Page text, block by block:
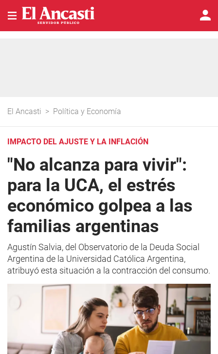
El Ancasti > Política y Economía
IMPACTO DEL AJUSTE Y LA INFLACIÓN
"No alcanza para vivir":
para la UCA, el estrés
económico golpea a las
familias argentinas
Agustín Salvia, del Observatorio de la Deuda Social
Argentina de la Universidad Católica Argentina,
atribuyó esta situación a la contracción del consumo.